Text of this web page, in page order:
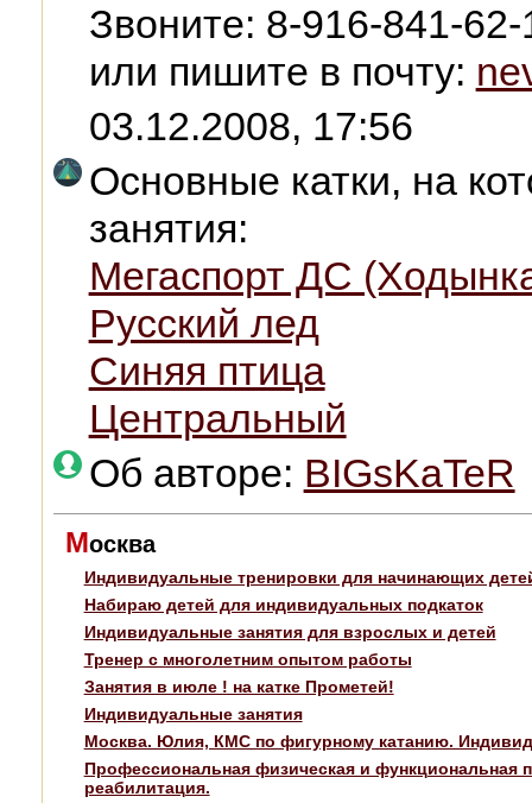
Звоните: 8-916-841-62-
или пишите в почту:
03.12.2008, 17:56
Основные катки, на
занятия:
Мегаспорт ДС
Русский лед
Синяя птица
Центральный
Об авторе: BIGsKaTeR
Москва
Индивидуальные тренировки для начинающих
Набираю детей для индивидуальных подкаток
Индивидуальные занятия для взрослых и детей
Тренер с многолетним опытом работы
Занятия в июле ! на катке Прометей!
Индивидуальные занятия
Москва. Юлия, КМС по фигурному катанию.
Профессиональная физическая и функциональная
реабилитация.